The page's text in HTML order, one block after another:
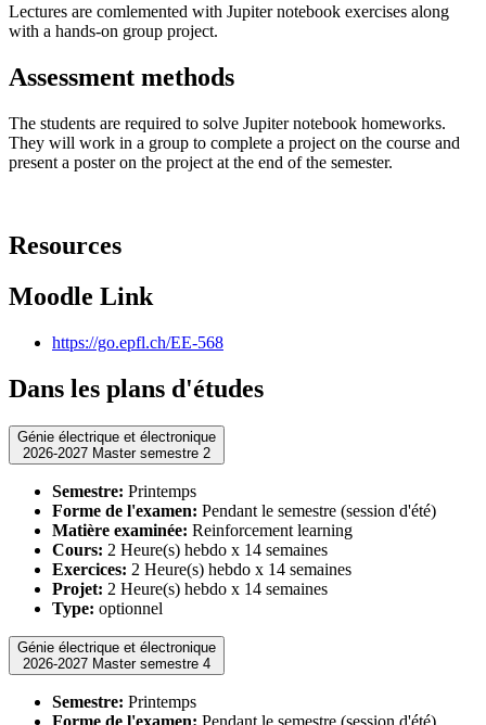
Lectures are comlemented with Jupiter notebook exercises along
with a hands-on group project.
Assessment methods
The students are required to solve Jupiter notebook homeworks.
They will work in a group to complete a project on the course and
present a poster on the project at the end of the semester.
Resources
Moodle Link
https://go.epfl.ch/EE-568
Dans les plans d'études
Génie électrique et électronique
2026-2027 Master semestre 2
Semestre: Printemps
Forme de l'examen: Pendant le semestre (session d'été)
Matière examinée: Reinforcement learning
Cours: 2 Heure(s) hebdo x 14 semaines
Exercices: 2 Heure(s) hebdo x 14 semaines
Projet: 2 Heure(s) hebdo x 14 semaines
Type: optionnel
Génie électrique et électronique
2026-2027 Master semestre 4
Semestre: Printemps
Forme de l'examen: Pendant le semestre (session d'été)